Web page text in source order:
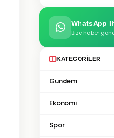
WhatsApp
Bize haber
KATEGORILER
Gundem
Ekonomi
Spor